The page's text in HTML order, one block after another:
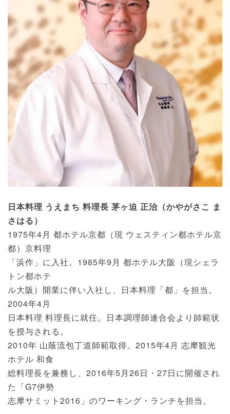
日本料理 うえまち 料理長 茅ヶ迫 正治（かやがさこ ま
さはる）
1975年4月 都ホテル京都（現 ウェスティン都ホテル京
都）京料理
「浜作」に入社。1985年9月 都ホテル大阪（現シェラ
トン都ホテ
ル大阪）開業に伴い入社し、日本料理「都」を担当。
2004年4月
日本料理 料理長に就任。日本調理師連合会より師範状
を授与される。
2010年 山蔭流包丁道師範取得。2015年4月 志摩観光
ホテル 和食
総料理長を兼務し、2016年5月26日・27日に開催され
た「G7伊勢
志摩サミット2016」のワーキング・ランチを担当。